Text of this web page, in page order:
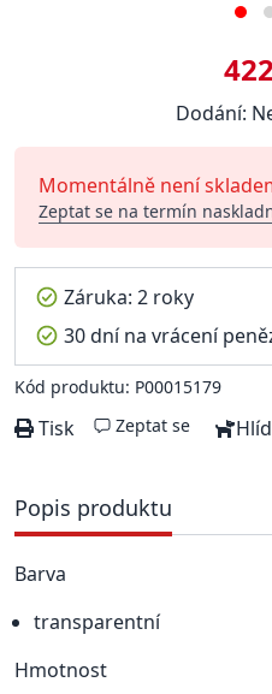
Dodání:
Momentálně není
Zeptat se na termín
Záruka: 2 roky
30 dní na vrácení
Kód produktu: P00015179
Tisk Zeptat se
Popis produktu
Barva
transparentní
Hmotnost